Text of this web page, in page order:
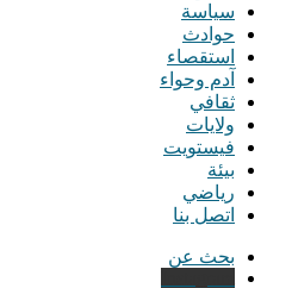
سياسة
حوادث
استقصاء
آدم وحواء
ثقافي
ولايات
فيستويت
بيئة
رياضي
اتصل بنا
بحث عن